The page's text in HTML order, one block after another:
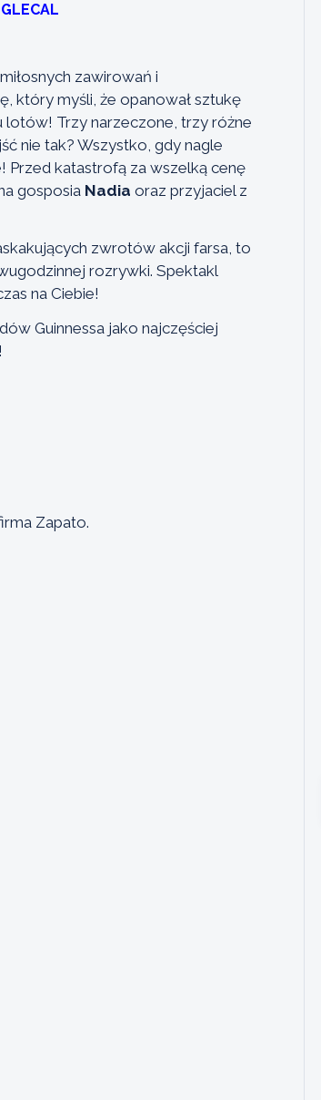
zawirowań i
który myśli, że opanował sztukę
lotów! Trzy narzeczone, trzy różne
nie tak? Wszystko, gdy nagle
Przed katastrofą za wszelką cenę
gosposia Nadia oraz przyjaciel z
zwrotów akcji farsa, to
rozrywki. Spektakl
na Ciebie!
Guinnessa jako najczęściej
Zapato.